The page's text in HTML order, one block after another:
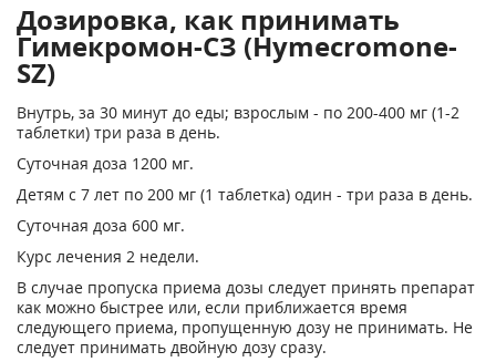
Дозировка, как принимать
Гимекромон-СЗ (Hymecromone-
SZ)
Внутрь, за 30 минут до еды; взрослым - по 200-400 мг (1-2
таблетки) три раза в день.
Суточная доза 1200 мг.
Детям с 7 лет по 200 мг (1 таблетка) один - три раза в день.
Суточная доза 600 мг.
Курс лечения 2 недели.
В случае пропуска приема дозы следует принять препарат
как можно быстрее или, если приближается время
следующего приема, пропущенную дозу не принимать. Не
следует принимать двойную дозу сразу.